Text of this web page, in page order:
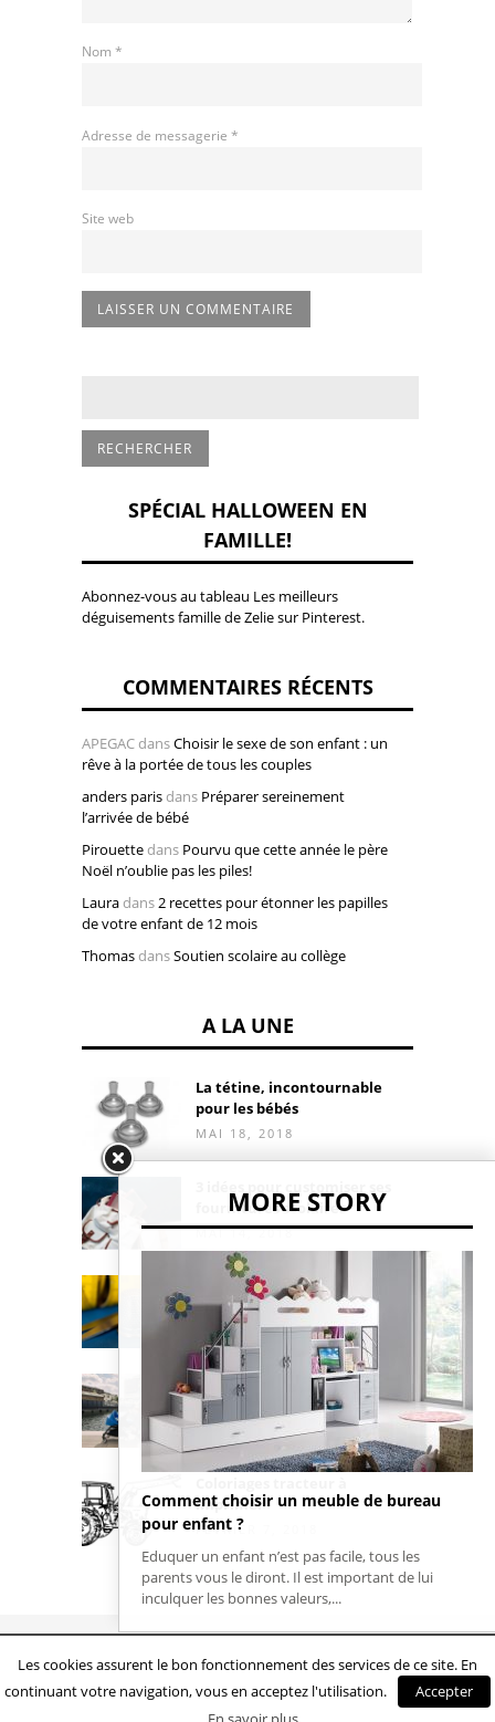
Nom *
Adresse de messagerie *
Site web
SPÉCIAL HALLOWEEN EN
FAMILLE!
Abonnez-vous au tableau Les meilleurs
déguisements famille de Zelie sur Pinterest.
COMMENTAIRES RÉCENTS
APEGACdansChoisir le sexe de son enfant : un
rêve à la portée de tous les couples
anders parisdans Préparer sereinement
l’arrivée de bébé
Pirouettedans Pourvu que cette année le père
Noël n’oublie pas les piles!
Lauradans2 recettes pour étonner les papilles
de votre enfant de 12 mois
ThomasdansSoutien scolaire au collège
A LA UNE
La tétine, incontournable
pour les bébés
MAI 18, 2018
fournitures scolaires
MAI 14, 2018
La tendance des vêtements
ethniques
MARS 12, 2018
Une poussette naissance de
qualité : BABYZEN
FÉVRIER 20, 2018
imprimer
FÉVRIER 7, 2018
MORE STORY
Comment choisir un meuble de bureau
pour enfant ?
Eduquer un enfant n’est pas facile, tous les
parents vous le diront. Il est important de lui
inculquer les bonnes valeurs,...
RETOURNER AU HAUT
Les cookies assurent le bon fonctionnement des services de ce site. En
continuant votre navigation, vous en acceptez l'utilisation.
Accepter